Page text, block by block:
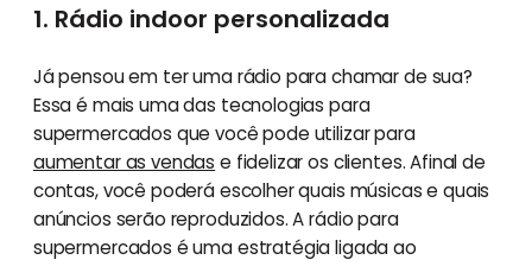
1. Rádio indoor personalizada
Já pensou em ter uma rádio para chamar de sua?
Essa é mais uma das tecnologias para
supermercados que você pode utilizar para
aumentar as vendas e fidelizar os clientes. Afinal de
contas, você poderá escolher quais músicas e quais
anúncios serão reproduzidos. A rádio para
supermercados é uma estratégia ligada ao